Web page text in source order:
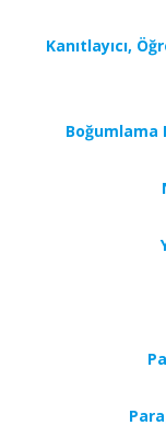
Kanıtlayıcı,
Boğumlama